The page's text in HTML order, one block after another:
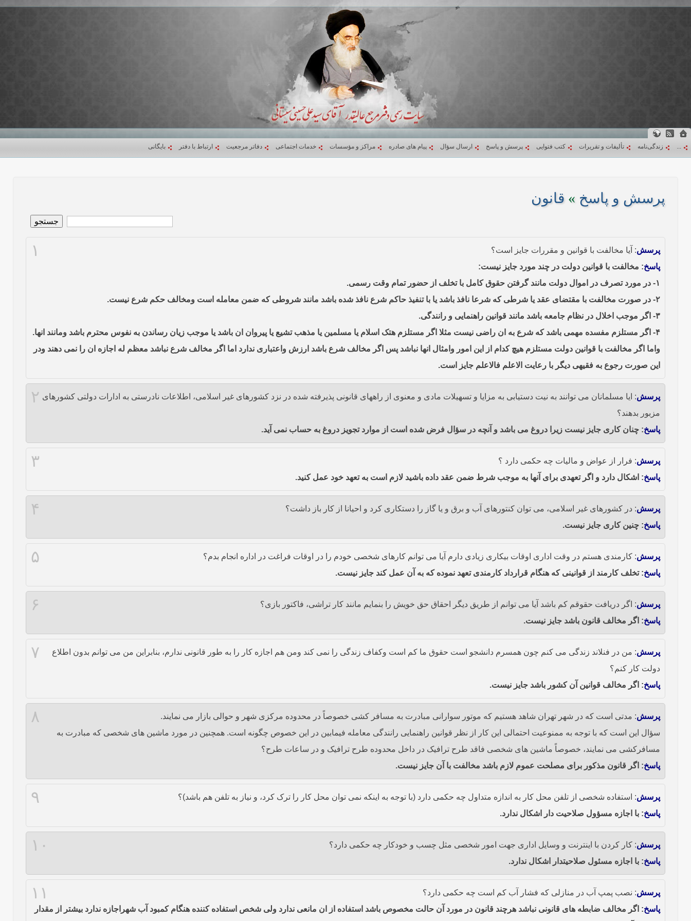
... زندگی‌نامه تألیفات و تقریرات کتب فتوایی پرسش و پاسخ ارسال سؤال پیام های صادره مراکز و مؤسسات خدمات اجتماعی دفاتر مرجعیت ارتباط با دفتر بایگانی
پرسش و پاسخ » قانون
جستجو
۱ پرسش: آیا مخالفت با قوانین و مقررات جایز است؟
پاسخ: مخالفت با قوانین دولت در چند مورد جایز نیست:
۱- در مورد تصرف در اموال دولت مانند گرفتن حقوق کامل با تخلف از حضور تمام وقت رسمی.
۲- در صورت مخالفت با مقتضای عقد یا شرطی که شرعا نافذ باشد یا با تنفیذ حاکم شرع نافذ شده باشد مانند شروطی که ضمن معامله است ومخالف حکم شرع نیست.
۳- اگر موجب اخلال در نظام جامعه باشد مانند قوانین راهنمایی و رانندگی.
۴- اگر مستلزم مفسده مهمی باشد که شرع به ان راضی نیست مثلا اگر مستلزم هتک اسلام یا مسلمین یا مذهب تشیع یا پیروان ان باشد یا موجب زیان رساندن به نفوس محترم باشد ومانند انها.
واما اگر مخالفت با قوانین دولت مستلزم هیچ کدام از این امور وامثال انها نباشد پس اگر مخالف شرع باشد ارزش واعتباری ندارد اما اگر مخالف شرع نباشد معظم له اجازه ان را نمی دهند ودر
این صورت رجوع به فقیهی دیگر با رعایت الاعلم فالاعلم جایز است.
۲ پرسش: ایا مسلمانان می توانند به نیت دستیابی به مزایا و تسهیلات مادی و معنوی از راههای قانونی پذیرفته شده در نزد کشورهای غیر اسلامی، اطلاعات نادرستی به ادارات دولتی کشورهای
مزبور بدهند؟
پاسخ: چنان کاری جایز نیست زیرا دروغ می باشد و آنچه در سؤال فرض شده است از موارد تجویز دروغ به حساب نمی آید.
۳ پرسش: فرار از عواض و مالیات چه حکمی دارد ؟
پاسخ: اشکال دارد و اگر تعهدی برای آنها به موجب شرط ضمن عقد داده باشید لازم است به تعهد خود عمل کنید.
۴ پرسش: در کشورهای غیر اسلامی، می توان کنتورهای آب و برق و یا گاز را دستکاری کرد و احیانا از کار باز داشت؟
پاسخ: چنین کاری جایز نیست.
۵ پرسش: کارمندی هستم در وقت اداری اوقات بیکاری زیادی دارم آیا می توانم کارهای شخصی خودم را در اوقات فراغت در اداره انجام بدم؟
پاسخ: تخلف کارمند از قوانینى که هنگام قرارداد کارمندى تعهد نموده که به آن عمل کند جایز نیست.
۶ پرسش: اگر دریافت حقوقم کم باشد آیا می توانم از طریق دیگر احقاق حق خویش را بنمایم مانند کار تراشی، فاکتور بازی؟
پاسخ: اگر مخالف قانون باشد جایز نیست.
۷ پرسش: من در فنلاند زندگی می کنم چون همسرم دانشجو است حقوق ما کم است وکفاف زندگی را نمی کند ومن هم اجازه کار را به طور قانونی ندارم، بنابراین من می توانم بدون اطلاع
دولت کار کنم؟
پاسخ: اگر مخالف قوانین آن کشور باشد جایز نیست.
۸ پرسش: مدتی است که در شهر تهران شاهد هستیم که موتور سوارانی مبادرت به مسافر کشی خصوصاً در محدوده مرکزی شهر و حوالی بازار می نمایند.
سؤال این است که با توجه به ممنوعیت احتمالی این کار از نظر قوانین راهنمایی رانندگی معامله فیمابین در این خصوص چگونه است. همچنین در مورد ماشین های شخصی که مبادرت به
مسافرکشی می نمایند، خصوصاً ماشین های شخصی فاقد طرح ترافیک در داخل محدوده طرح ترافیک و در ساعات طرح؟
پاسخ: اگر قانون مذکور برای مصلحت عموم لازم باشد مخالفت با آن جایز نیست.
۹ پرسش: استفاده شخصی از تلفن محل کار به اندازه متداول چه حکمی دارد (با توجه به اینکه نمی توان محل کار را ترک کرد، و نیاز به تلفن هم باشد)؟
پاسخ: با اجازه مسؤول صلاحیت دار اشکال ندارد.
۱۰ پرسش: کار کردن با اینترنت و وسایل اداری جهت امور شخصی مثل چسب و خودکار چه حکمی دارد؟
پاسخ: با اجازه مسئول صلاحیتدار اشکال ندارد.
۱۱ پرسش: نصب پمپ آب در منازلی که فشار آب کم است چه حکمی دارد؟
پاسخ: اگر مخالف ضابطه های قانونی نباشد هرچند قانون در مورد آن حالت مخصوص باشد استفاده از ان مانعی ندارد ولی شخص استفاده کننده هنگام کمبود آب شهراجازه ندارد بیشتر از مقدار